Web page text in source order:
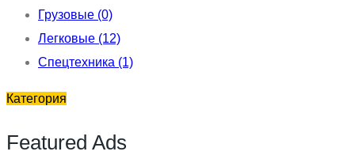
Грузовые (0)
Легковые (12)
Спецтехника (1)
Категория
Featured Ads